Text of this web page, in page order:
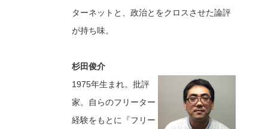
ターネットと、政治とをクロスさせた論評
が持ち味。
杉田俊介
1975年生まれ。批評
家。自らのフリーター
経験をもとに『フリー